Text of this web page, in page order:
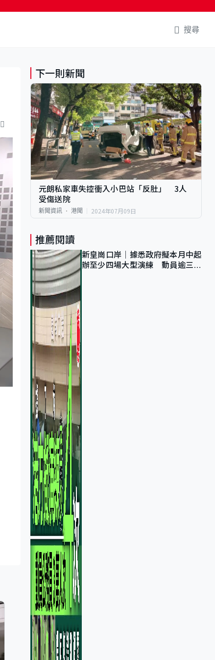
搜尋
下一則新聞
元朗私家車失控衝入小巴站「反肚」 3人
受傷送院
新聞資訊 港聞 2024年07月09日
推薦閱讀
新皇崗口岸｜據悉政府擬本月中起
辦至少四場大型演練 動員逾三萬